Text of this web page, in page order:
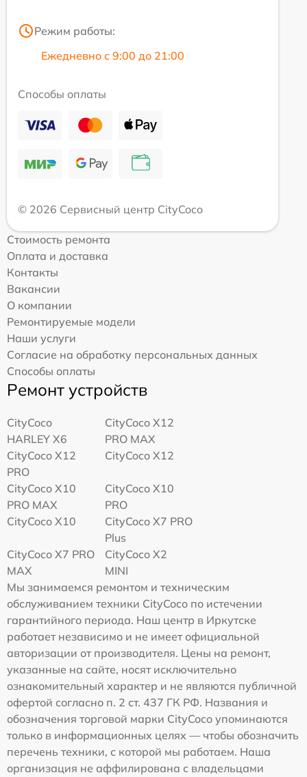
Режим работы:
Ежедневно с 9:00 до 21:00
Способы оплаты
© 2026 Сервисный центр CityCoco
Стоимость ремонта
Оплата и доставка
Контакты
Вакансии
О компании
Ремонтируемые модели
Наши услуги
Согласие на обработку персональных данных
Способы оплаты
Ремонт устройств
CityCoco
HARLEY X6
CityCoco X12
PRO MAX
CityCoco X12
PRO
CityCoco X12
CityCoco X10
PRO MAX
CityCoco X10
PRO
CityCoco X10
CityCoco X7 PRO
Plus
CityCoco X7 PRO
MAX
CityCoco X2
MINI
Мы занимаемся ремонтом и техническим
обслуживанием техники CityCoco по истечении
гарантийного периода. Наш центр в Иркутске
работает независимо и не имеет официальной
авторизации от производителя. Цены на ремонт,
указанные на сайте, носят исключительно
ознакомительный характер и не являются публичной
офертой согласно п. 2 ст. 437 ГК РФ. Названия и
обозначения торговой марки CityCoco упоминаются
только в информационных целях — чтобы обозначить
перечень техники, с которой мы работаем. Наша
организация не аффилирована с владельцами